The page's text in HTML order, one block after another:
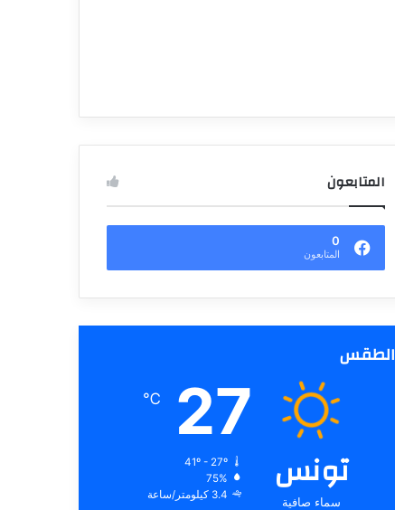
المتابعون
0
المتابعون
الطقس
تونس
سماء صافية
27
℃
41º - 27º
75%
3.4 كيلومتر/ساعة